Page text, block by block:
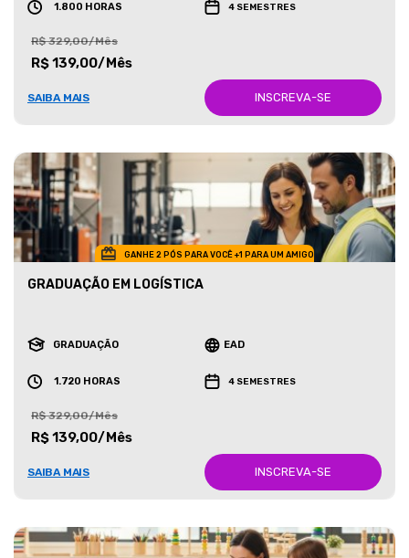
1.800 HORAS 4 SEMESTRES
R$ 329,00/Mês
R$ 139,00/Mês
SAIBA MAIS INSCREVA-SE
GANHE 2 PÓS PARA VOCÊ +1 PARA UM AMIGO
GRADUAÇÃO EM LOGÍSTICA
GRADUAÇÃO EAD
1.720 HORAS 4 SEMESTRES
R$ 329,00/Mês
R$ 139,00/Mês
SAIBA MAIS INSCREVA-SE